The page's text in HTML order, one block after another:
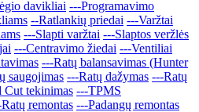
davikliai ---Programavimo
--Ratlankių priedai ---Varžtai
---Slapti varžtai ---Slaptos veržlės
---Centravimo žiedai ---Ventiliai
---Ratų balansavimas (Hunter
saugojimas ---Ratų dažymas ---Ratų
Cut tekinimas ---TPMS
remontas ---Padangų remontas